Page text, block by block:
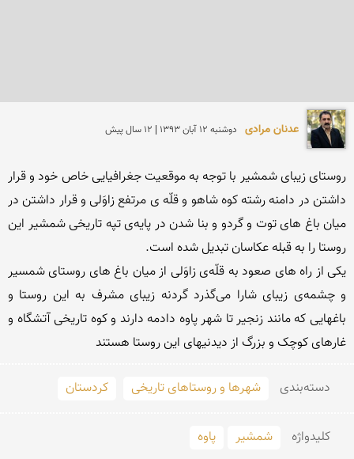
عدنان مرادی دوشنبه 12 آبان 1393 | 12 سال پیش
غارهای کوچک و بزرگ از دیدنیهای این روستا هستند
دسته‌بندی شهرها و روستاهای تاریخی کردستان
کلید‌واژه شمشیر پاوه